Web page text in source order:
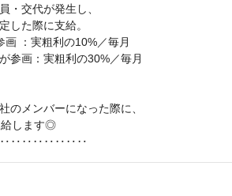
・交代が発生し、
した際に支給。
：実粗利の10%／毎月
参画：実粗利の30%／毎月
のメンバーになった際に、
給します◎